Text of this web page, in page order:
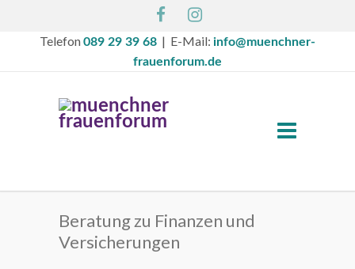
Telefon089 29 39 68 | E-Mail: info@muenchner-
frauenforum.de
Beratung zu Finanzen und
Versicherungen